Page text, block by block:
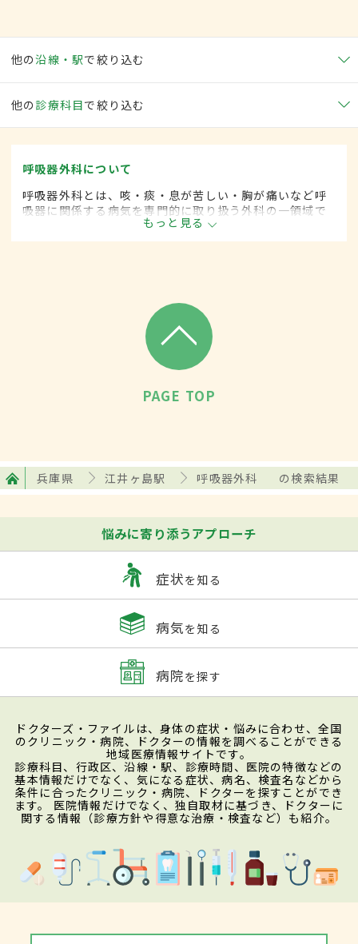
他の沿線・駅で絞り込む
他の 診療科目で絞り込む
呼吸器外科について
呼吸器外科とは、咳・痰・息が苦しい・胸が痛いなど呼
吸器に関係する病気を専門的に取り扱う外科の一領域で
す。平成20年4月の制度改正前は、呼吸器科と呼ばれて
いました。
もっと見る
PAGE TOP
兵庫県 江井ヶ島駅 呼吸器外科 の検索結果
悩みに寄り添うアプローチ
症状を知る
病気を知る
病院を探す
ドクターズ・ファイルは、身体の症状・悩みに合わせ、全国
のクリニック・病院、ドクターの情報を調べることができる
地域医療情報サイトです。
診療科目、行政区、沿線・駅、診療時間、医院の特徴などの
基本情報だけでなく、気になる症状、病名、検査名などから
条件に合ったクリニック・病院、ドクターを探すことができ
ます。 医院情報だけでなく、独自取材に基づき、ドクターに
関する情報（診療方針や得意な治療・検査など）も紹介。